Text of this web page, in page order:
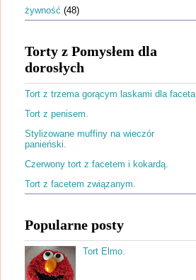
żywność (48)
Torty z Pomysłem dla
dorosłych
Tort z trzema gorącym laskami dla faceta.
Tort z penisem.
Stylizowane muffiny na wieczór
panieński.
Czerwony tort z facetem i kokardą.
Tort z facetem związanym.
Popularne posty
Tort Elmo.